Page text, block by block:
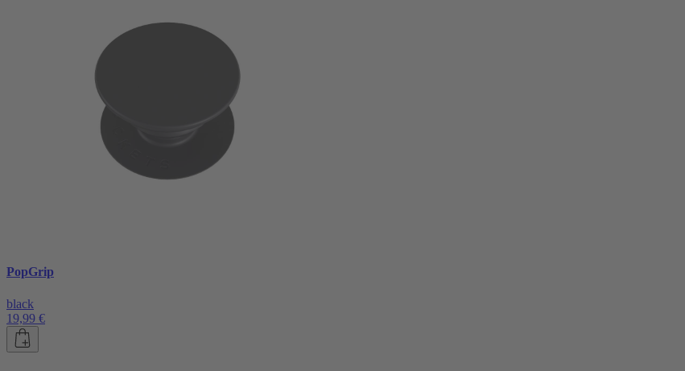
PopGrip
black
19,99 €